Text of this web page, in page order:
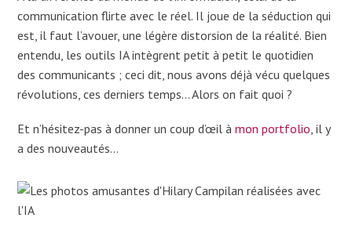
communication flirte avec le réel. Il joue de la séduction qui
est, il faut l’avouer, une légère distorsion de la réalité. Bien
entendu, les outils IA intègrent petit à petit le quotidien
des communicants ; ceci dit, nous avons déjà vécu quelques
révolutions, ces derniers temps… Alors on fait quoi ?
Et n’hésitez-pas à donner un coup d’œil àmon portfolio, il y
a des nouveautés…